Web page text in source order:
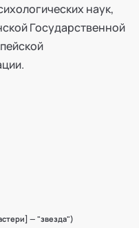
наук,
Государственной
— "звезда")